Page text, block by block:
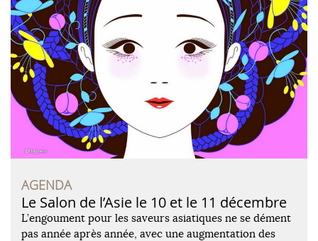
AGENDA
Le Salon de l’Asie le 10 et le 11 décembre
L’engoument pour les saveurs asiatiques ne se dément
pas année après année, avec une augmentation des